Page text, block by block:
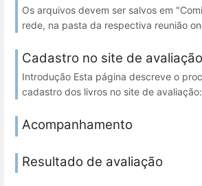
Os arquivos devem ser salvos em
rede, na pasta da respectiva reunião
Cadastro no site de avaliação
Introdução Esta página descreve o
cadastro dos livros no site de
Acompanhamento
Resultado de avaliação